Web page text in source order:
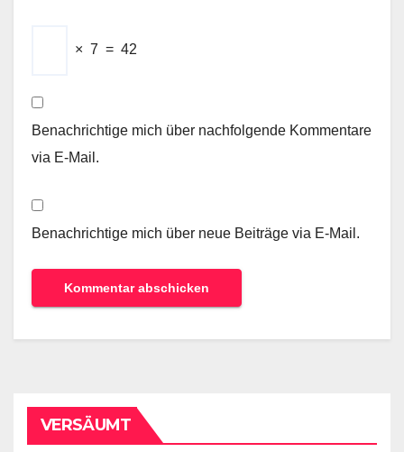
× 7 = 42
Benachrichtige mich über nachfolgende Kommentare
via E-Mail.
Benachrichtige mich über neue Beiträge via E-Mail.
VERSÄUMT